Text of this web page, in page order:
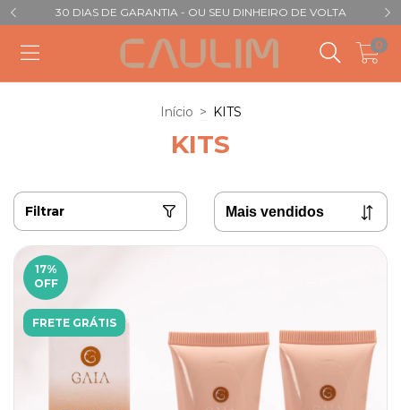
30 DIAS DE GARANTIA - OU SEU DINHEIRO DE VOLTA
0
Início > KITS
KITS
Filtrar
17%
OFF
FRETE GRÁTIS